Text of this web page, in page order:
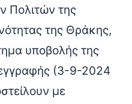
Πολιτών της
της Θράκης,
υποβολής της
εγγραφής (3-9-2024
με